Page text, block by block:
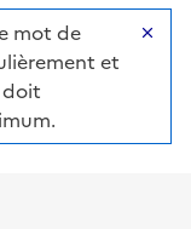
mot de
et
doit